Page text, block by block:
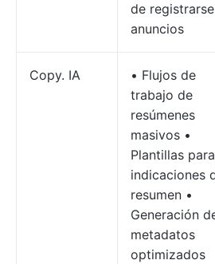
de
anuncios
Copy. IA
• Flujos de
trabajo de
resúmenes
masivos •
Plantillas para
indicaciones
resumen •
Generación
metadatos
optimizados